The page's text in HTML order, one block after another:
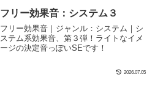
フリー効果音：システム３
フリー効果音｜ジャンル：システム｜シ
ステム系効果音、第３弾！ライトなイメ
ージの決定音っぽいSEです！
2026.07.05